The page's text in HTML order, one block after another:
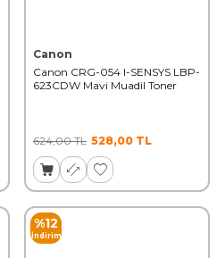
Canon
Canon CRG-054 I-SENSYS LBP-
623CDW Mavi Muadil Toner
624,00TL 528,00 TL
%12
İndirim